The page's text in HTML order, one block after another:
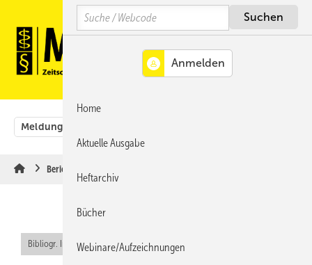
Hauptinhalt
Hauptmenü
SiteSearch
Meldungen
Berichte & Informationen
Bibliogr. Info (RIS)
Search
Home
Aktuelle Ausgabe
Heftarchiv
Bücher
Webinare/Aufzeichnungen